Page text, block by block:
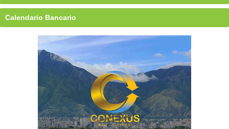
Calendario Bancario